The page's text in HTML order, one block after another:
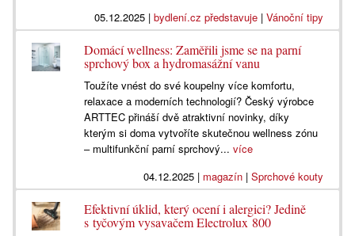
05.12.2025| bydlení.cz představuje| Vánoční tipy
Domácí wellness: Zaměřili jsme se na parní
sprchový box a hydromasážní vanu
Toužíte vnést do své koupelny více komfortu,
relaxace a moderních technologií? Český výrobce
ARTTEC přináší dvě atraktivní novinky, díky
kterým si doma vytvoříte skutečnou wellness zónu
– multifunkční parní sprchový...více
04.12.2025| magazín| Sprchové kouty
Efektivní úklid, který ocení i alergici? Jedině
s tyčovým vysavačem Electrolux 800